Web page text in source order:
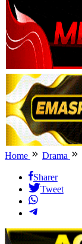
Home Drama
Sharer
Tweet